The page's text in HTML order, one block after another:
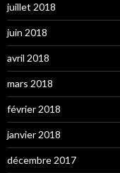
juillet 2018
juin 2018
avril 2018
mars 2018
février 2018
janvier 2018
décembre 2017